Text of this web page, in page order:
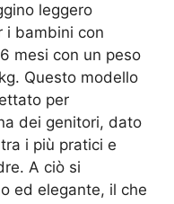
leggero
i bambini con
mesi con un peso
Questo modello
per
dei genitori, dato
i più pratici e
A ciò si
ed elegante, il che